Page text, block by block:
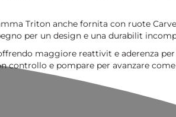
Triton anche fornita con ruote
per un design e una durabilit
maggiore reattivit e aderenza
controllo e pompare per avanzare